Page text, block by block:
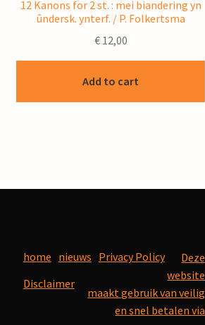
12 Kanons for 2 st. : mei biandering yn
ûndersk. ynterf. / P. Folkertsma
€12,00
Add to cart
home nieuws Privacy Policy
Disclaimer
Deze
website
maakt gebruik van veilig
en snel betalen via